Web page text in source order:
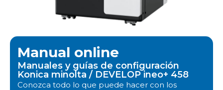
Manual online
Manuales y guías de configuración
Konica minolta / DEVELOP ineo+ 458
Conozca todo lo que puede hacer con los